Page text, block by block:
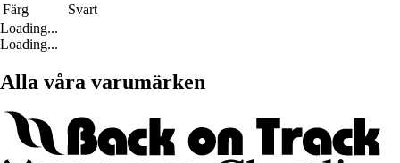
Färg
Svart
Loading...
Loading...
Alla våra varumärken